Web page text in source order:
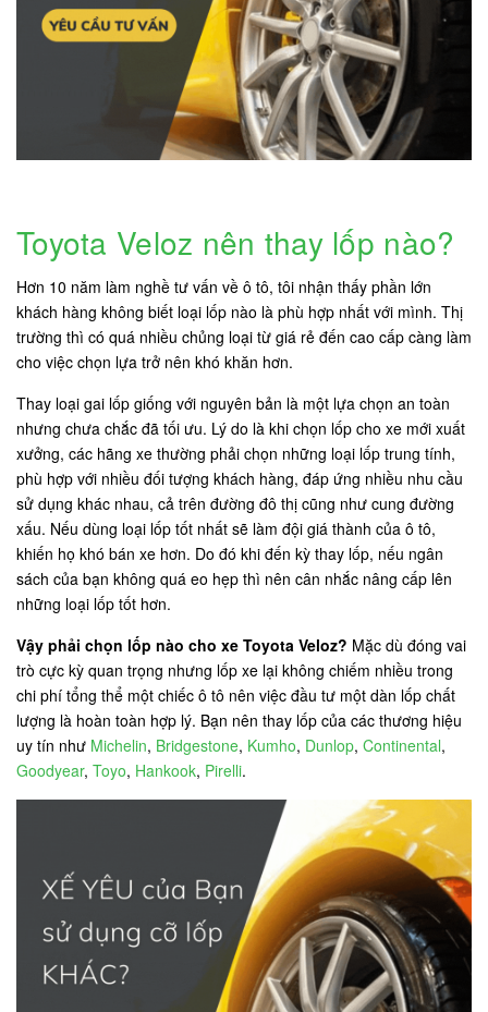
Toyota Veloz nên thay lốp nào?
Hơn 10 năm làm nghề tư vấn về ô tô, tôi nhận thấy phần lớn
khách hàng không biết loại lốp nào là phù hợp nhất với mình. Thị
trường thì có quá nhiều chủng loại từ giá rẻ đến cao cấp càng làm
cho việc chọn lựa trở nên khó khăn hơn.
Thay loại gai lốp giống với nguyên bản là một lựa chọn an toàn
nhưng chưa chắc đã tối ưu. Lý do là khi chọn lốp cho xe mới xuất
xưởng, các hãng xe thường phải chọn những loại lốp trung tính,
phù hợp với nhiều đối tượng khách hàng, đáp ứng nhiều nhu cầu
sử dụng khác nhau, cả trên đường đô thị cũng như cung đường
xấu. Nếu dùng loại lốp tốt nhất sẽ làm đội giá thành của ô tô,
khiến họ khó bán xe hơn. Do đó khi đến kỳ thay lốp, nếu ngân
sách của bạn không quá eo hẹp thì nên cân nhắc nâng cấp lên
những loại lốp tốt hơn.
Vậy phải chọn lốp nào cho xe Toyota Veloz? Mặc dù đóng vai
trò cực kỳ quan trọng nhưng lốp xe lại không chiếm nhiều trong
chi phí tổng thể một chiếc ô tô nên việc đầu tư một dàn lốp chất
lượng là hoàn toàn hợp lý. Bạn nên thay lốp của các thương hiệu
uy tín như Michelin, Bridgestone, Kumho, Dunlop, Continental,
Goodyear, Toyo, Hankook, Pirelli.